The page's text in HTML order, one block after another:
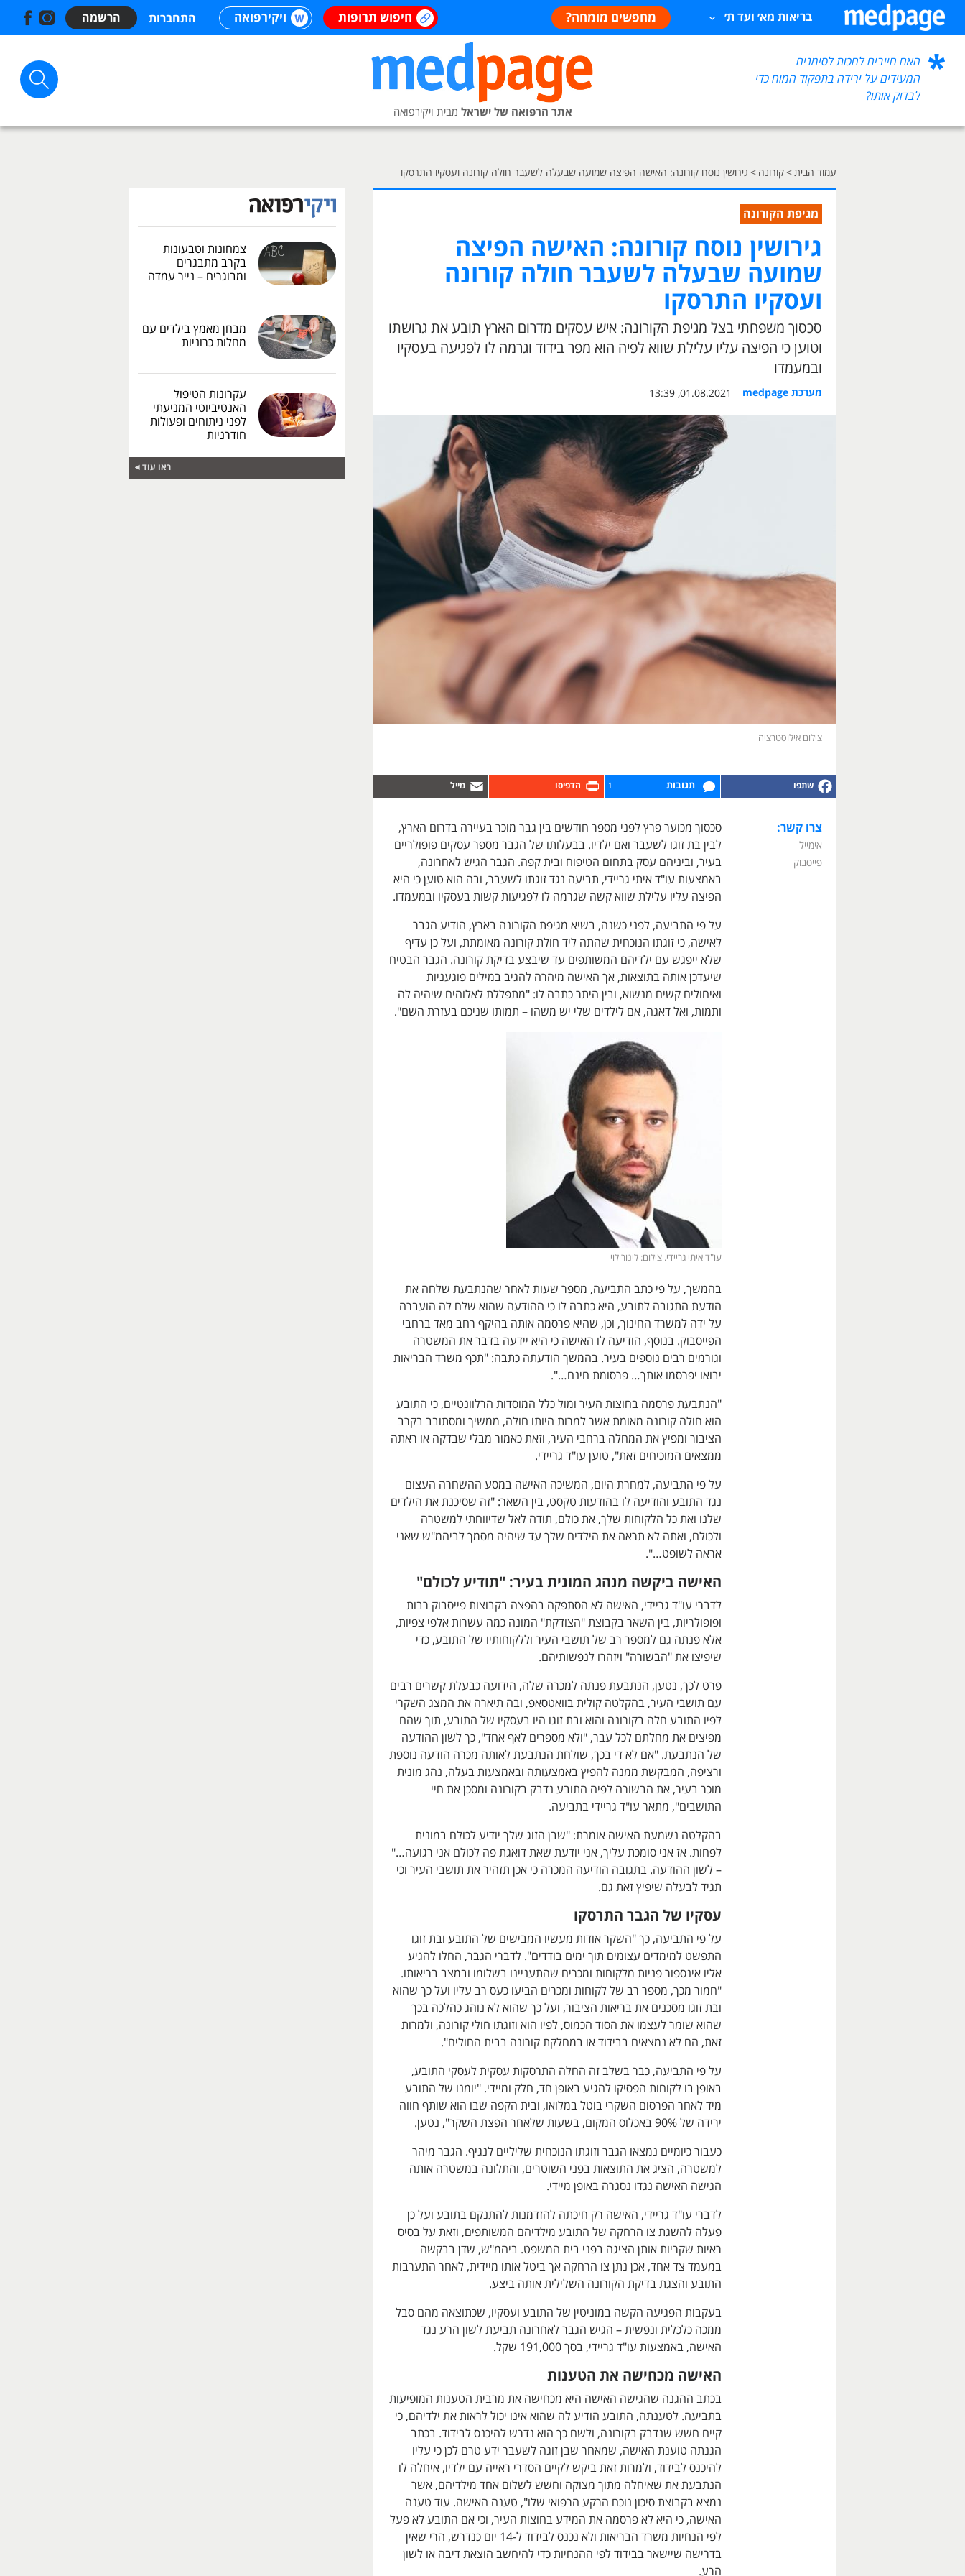
בריאות מא׳ ועד ת׳ מחפשים מומחה? חיפוש תרופות ויקירפואה התחברות הרשמה
האם חייבים לחכות לסימנים
המעידים על ירידה בתפקוד המוח כדי
לבדוק אותו?
אתר הרפואה של ישראל מבית ויקירפואה
עמוד הבית > קורונה > גירושין נוסח קורונה: האישה הפיצה שמועה שבעלה לשעבר חולה קורונה ועסקיו התרסקו
מגיפת הקורונה
גירושין נוסח קורונה: האישה הפיצה
שמועה שבעלה לשעבר חולה קורונה
ועסקיו התרסקו
סכסוך משפחתי בצל מגיפת הקורונה: איש עסקים מדרום הארץ תובע את גרושתו
וטוען כי הפיצה עליו עלילת שווא לפיה הוא מפר בידוד וגרמה לו לפגיעה בעסקיו
ובמעמדו
מערכת medpage 01.08.2021, 13:39
צילום אילוסטרציה
תגובות 1
צרו קשר:
אימייל
פייסבוק
סכסוך מכוער פרץ לפני מספר חודשים בין גבר מוכר בעיירה בדרום הארץ,
לבין בת זוגו לשעבר ואם ילדיו. בבעלותו של הגבר מספר עסקים פופולריים
בעיר, וביניהם עסק בתחום הטיפוח ובית קפה. הגבר הגיש לאחרונה,
באמצעות עו"ד איתי גריידי, תביעה נגד זוגתו לשעבר, ובה הוא טוען כי היא
הפיצה עליו עלילת שווא קשה שגרמה לו לפגיעות קשות בעסקיו ובמעמדו.
על פי התביעה, לפני כשנה, בשיא מגיפת הקורונה בארץ, הודיע הגבר
לאישה, כי זוגתו הנוכחית שהתה ליד חולת קורונה מאומתת, ועל כן עדיף
שלא ייפגש עם ילדיהם המשותפים עד שיבצע בדיקת קורונה. הגבר הבטיח
שיעדכן אותה בתוצאות, אך האישה מיהרה להגיב במילים פוגעניות
ואיחולים קשים מנשוא, ובין היתר כתבה לו: "מתפללת לאלוהים שיהיה לה
ותמות, ואל דאגה, אם לילדים שלי יש משהו – תמותו שניכם בעזרת השם".
עו"ד איתי גריידי. צילום: לינור לוי
בהמשך, על פי כתב התביעה, מספר שעות לאחר שהנתבעת שלחה את
הודעת התגובה לתובע, היא כתבה לו כי ההודעה שהוא שלח לה הועברה
על ידה למשרד החינוך, וכן, שהיא פרסמה אותה בהיקף רחב מאד ברחבי
הפייסבוק. בנוסף, הודיעה לו האישה כי היא יידעה בדבר את המשטרה
וגורמים רבים נוספים בעיר. בהמשך הודעתה כתבה: "תכף משרד הבריאות
יבואו יפרסמו אותך… פרסומת חינם…".
"הנתבעת פרסמה בחוצות העיר ומול כלל המוסדות הרלוונטיים, כי התובע
הוא חולה קורונה מאומת אשר למרות היותו חולה, ממשיך ומסתובב בקרב
הציבור ומפיץ את המחלה ברחבי העיר, וזאת כאמור מבלי שבדקה או ראתה
ממצאים המוכיחים זאת", טוען עו"ד גריידי.
על פי התביעה, למחרת היום, המשיכה האישה במסע ההשחרה העצום
נגד התובע והודיעה לו בהודעות טקסט, בין השאר: "זה שסיכנת את הילדים
שלנו ואת כל הלקוחות שלך, את כולם, תודה לאל שדיווחתי למשטרה
ולכולם, ואתה לא תראה את הילדים שלך עד שיהיה מסמך לביהמ"ש שאני
אראה לשופט…".
האישה ביקשה מנהג המונית בעיר: "תודיע לכולם"
לדברי עו"ד גריידי, האישה לא הסתפקה בהפצה בקבוצות פייסבוק רבות
ופופולריות, בין השאר בקבוצת "הצודקת" המונה כמה עשרות אלפי צפיות,
אלא פנתה גם למספר רב של תושבי העיר וללקוחותיו של התובע, כדי
שיפיצו את "הבשורה" ויזהרו לנפשותיהם.
פרט לכך, נטען, הנתבעת פנתה למכרה שלה, הידועה כבעלת קשרים רבים
עם תושבי העיר, בהקלטה קולית בוואטסאפ, ובה תיארה את המצג השקרי
לפיו התובע חלה בקורונה והוא ובת זוגו היו בעסקיו של התובע, תוך שהם
מפיצים את מחלתם לכל עבר, "ולא מספרים לאף אחד", כך לשון ההודעה
של הנתבעת. "אם לא די בכך, שולחת הנתבעת לאותה מכרה הודעה נוספת
ורציפה, המבקשת ממנה להפיץ באמצעותה ובאמצעות בעלה, נהג מונית
מוכר בעיר, את הבשורה לפיה התובע נדבק בקורונה ומסכן את חיי
התושבים", מתאר עו"ד גריידי בתביעה.
בהקלטה נשמעת האישה אומרת: "שבן הזוג שלך יודיע לכולם במונית
לפחות. אז אני סומכת עליך, אני יודעת שאת דואגת פה לכולם אני רגועה…"
– לשון ההודעה. בתגובה הודיעה המכרה כי אכן תזהיר את תושבי העיר וכי
תגיד לבעלה שיפיץ זאת גם.
עסקיו של הגבר התרסקו
על פי התביעה, כך "השקר אודות מעשיו המבישים של התובע ובת זוגו
התפשט למימדים עצומים תוך ימים בודדים". לדברי הגבר, החלו להגיע
אליו אינספור פניות מלקוחות ומכרים שהתעניינו בשלומו ובמצב בריאותו.
"חמור מכך, מספר רב של לקוחות ומכרים הביעו כעס רב עליו ועל כך שהוא
ובת זוגו מסכנים את בריאות הציבור, ועל כך שהוא לא נוהג כהלכה בכך
שהוא שומר לעצמו את הסוד הכמוס, לפיו הוא וזוגתו חולי קורונה, ולמרות
זאת, הם לא נמצאים בבידוד או במחלקת קורונה בבית החולים".
על פי התביעה, כבר בשלב זה החלה התרסקות עסקית לעסקי התובע,
באופן בו לקוחות הפסיקו להגיע באופן חד, חלק ומיידי. "יומנו של התובע
מיד לאחר הפרסום השקרי בוטל במלואו, ובית הקפה שבו הוא שותף חווה
ירידה של 90% באכלוס המקום, בשעות שלאחר הפצת השקר", נטען.
כעבור כיומיים נמצאו הגבר וזוגתו הנוכחית שליליים לנגיף. הגבר מיהר
למשטרה, הציג את התוצאות בפני השוטרים, והתלונה במשטרה אותה
הגישה האישה נגדו נסגרה באופן מיידי.
לדברי עו"ד גריידי, האישה רק חיכתה להזדמנות להתנקם בתובע ועל כן
פעלה להשגת צו הרחקה של התובע מילדיהם המשותפים, וזאת על בסיס
ראיות שקריות אותן הציגה בפני בית המשפט. ביהמ"ש, שדן בבקשה
במעמד צד אחד, אכן נתן צו הרחקה אך ביטל אותו מיידית, לאחר התערבות
התובע והצגת בדיקת הקורונה השלילית אותה ביצע.
בעקבות הפגיעה הקשה במוניטין של התובע ועסקיו, שכתוצאה מהם סבל
ממכה כלכלית ונפשית – הגיש הגבר לאחרונה תביעת לשון הרע נגד
האישה, באמצעות עו"ד גריידי, בסך 191,000 שקל.
האישה מכחישה את הטענות
בכתב ההגנה שהגישה האישה היא מכחישה את מרבית הטענות המופיעות
בתביעה. לטענתה, התובע הודיע לה שהוא אינו יכול לראות את ילדיהם, כי
קיים חשש שנדבק בקורונה, ולשם כך הוא נדרש להיכנס לבידוד. בכתב
הגנתה טוענת האישה, שמאחר שבן זוגה לשעבר ידע טרם לכן כי עליו
להיכנס לבידוד, ולמרות זאת ביקש לקיים הסדרי ראייה עם ילדיו, איחלה לו
הנתבעת את שאיחלה מתוך מצוקה וחשש לשלום אחד מילדיהם, אשר
נמצא בקבוצת סיכון נוכח הרקע הרפואי שלו", טענה האישה. עוד טענה
האישה, כי היא לא פרסמה את המידע בחוצות העיר, וכי אם התובע לא פעל
לפי הנחיות משרד הבריאות ולא נכנס לבידוד ל-14 יום כנדרש, הרי שאין
בדרישה שיישאר בבידוד לפי ההנחיות כדי להיחשב הוצאת דיבה או לשון
הרע.
צמחונות וטבעונות
בקרב מתבגרים
ומבוגרים – נייר עמדה
מבחן מאמץ בילדים עם
מחלות כרוניות
עקרונות הטיפול
האנטיביוטי המניעתי
לפני ניתוחים ופעולות
חודרניות
ראו עוד